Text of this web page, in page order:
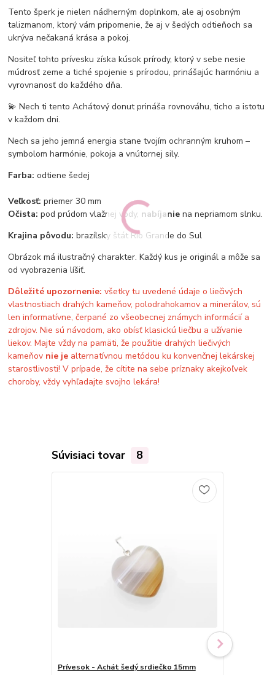
Tento šperk je nielen nádherným doplnkom, ale aj osobným
talizmanom, ktorý vám pripomenie, že aj v šedých odtieňoch sa
ukrýva nečakaná krása a pokoj.
Nositeľ tohto prívesku získa kúsok prírody, ktorý v sebe nesie
múdrosť zeme a tiché spojenie s prírodou, prinášajúc harmóniu a
vyrovnanosť do každého dňa.
💫 Nech ti tento Achátový donut prináša rovnováhu, ticho a istotu
v každom dni.
Nech sa jeho jemná energia stane tvojím ochranným kruhom –
symbolom harmónie, pokoja a vnútornej sily.
Farba: odtiene šedej
Veľkosť:priemer 30 mm
Očista: pod prúdom vlažnej vody, nabíjanie na nepriamom slnku.
Krajina pôvodu: brazílsky štát Rio Grande do Sul
Obrázok má ilustračný charakter. Každý kus je originál a môže sa
od vyobrazenia líšiť.
Dôležité upozornenie: všetky tu uvedené údaje o liečivých
vlastnostiach drahých kameňov, polodrahokamov a minerálov, sú
len informatívne, čerpané zo všeobecnej známych informácií a
zdrojov. Nie sú návodom, ako obísť klasickú liečbu a užívanie
liekov. Majte vždy na pamäti, že použitie drahých liečivých
kameňov nie je alternatívnou metódou ku konvenčnej lekárskej
starostlivosti! V prípade, že cítite na sebe príznaky akejkoľvek
choroby, vždy vyhľadajte svojho lekára!
Súvisiaci tovar 8
Prívesok - Achát šedý srdiečko 15mm